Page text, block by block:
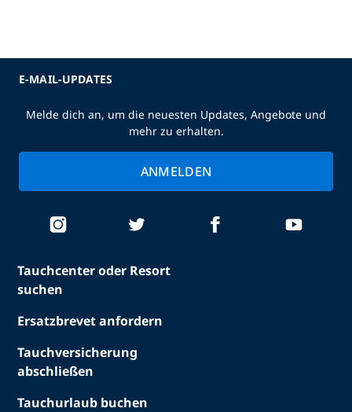
Tauchcenter oder Resort
suchen
Ersatzbrevet anfordern
Tauchversicherung
abschließen
Tauchurlaub buchen
E-MAIL-UPDATES
Melde dich an, um die neuesten Updates, Angebote und
mehr zu erhalten.
ANMELDEN